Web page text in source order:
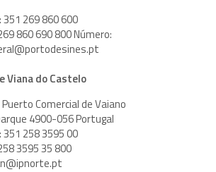
269 860 600
860 690 800 Número:
Viana do Castelo
Puerto Comercial de Vaiano
4900-056 Portugal
258 3595 00
3595 35 800